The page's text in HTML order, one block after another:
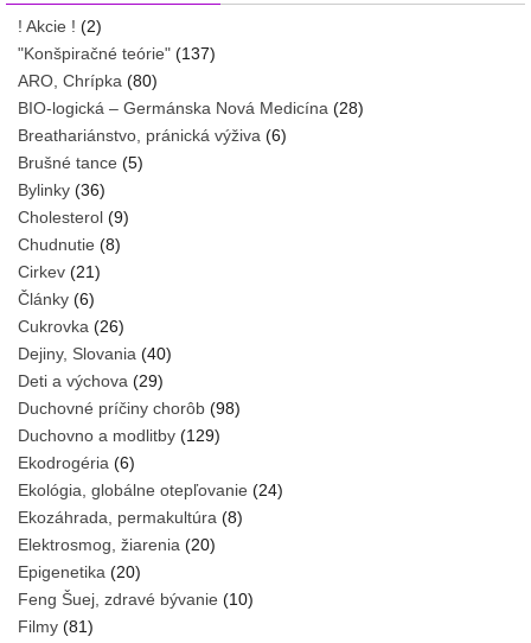
! Akcie ! (2)
"Konšpiračné teórie" (137)
ARO, Chrípka (80)
BIO-logická – Germánska Nová Medicína (28)
Breathariánstvo, pránická výživa (6)
Brušné tance (5)
Bylinky (36)
Cholesterol (9)
Chudnutie (8)
Cirkev (21)
Články (6)
Cukrovka (26)
Dejiny, Slovania (40)
Deti a výchova (29)
Duchovné príčiny chorôb (98)
Duchovno a modlitby (129)
Ekodrogéria (6)
Ekológia, globálne otepľovanie (24)
Ekozáhrada, permakultúra (8)
Elektrosmog, žiarenia (20)
Epigenetika (20)
Feng Šuej, zdravé bývanie (10)
Filmy (81)